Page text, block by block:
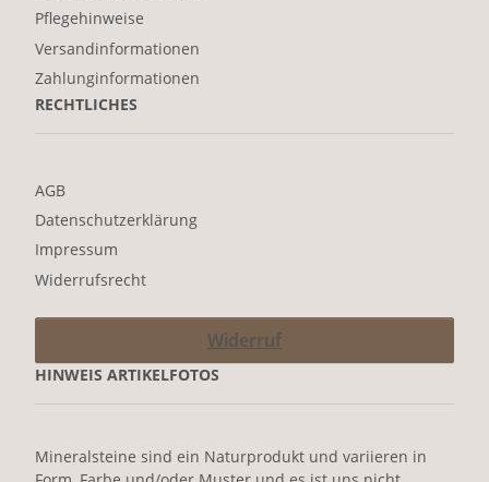
Pflegehinweise
Versandinformationen
Zahlunginformationen
RECHTLICHES
AGB
Datenschutzerklärung
Impressum
Widerrufsrecht
Widerruf
HINWEIS ARTIKELFOTOS
Mineralsteine sind ein Naturprodukt und variieren in